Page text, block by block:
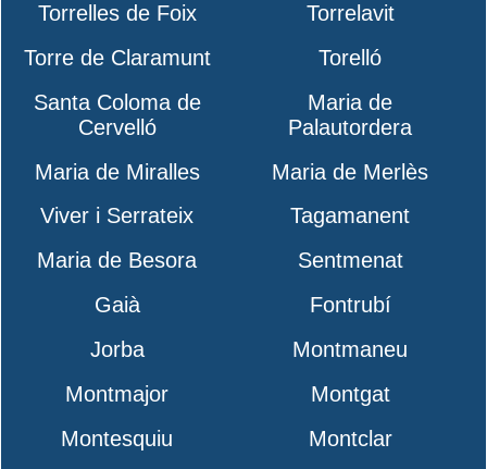
Torrelles de Foix
Torrelavit
Torre de Claramunt
Torelló
Santa Coloma de
Cervelló
Maria de
Palautordera
Maria de Miralles
Maria de Merlès
Viver i Serrateix
Tagamanent
Maria de Besora
Sentmenat
Gaià
Fontrubí
Jorba
Montmaneu
Montmajor
Montgat
Montesquiu
Montclar